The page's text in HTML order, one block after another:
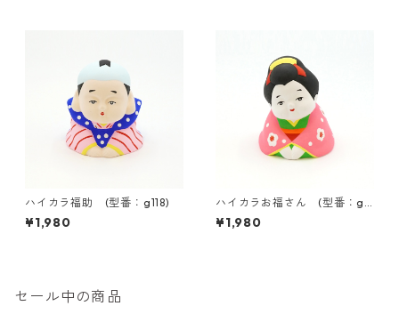
ハイカラ福助 (型番：g118)
¥1,980
ハイカラお福さん (型番：g11
9)
¥1,980
セール中の商品